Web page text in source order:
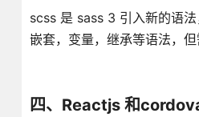
scss 是 sass 3 引入新的语
嵌套，变量，继承等语法，
四、Reactjs 和